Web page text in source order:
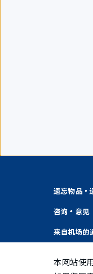
遗忘物品・
咨询・意见
来自机场的
本网站使